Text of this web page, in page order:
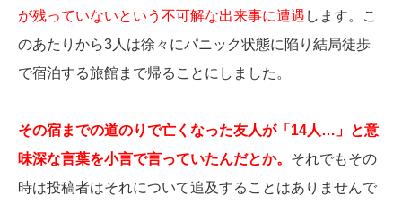
が残っていないという不可解な出来事に遭遇 します。こ
のあたりから3人は徐々にパニック状態に陥り結局徒歩
で宿泊する旅館まで帰ることにしました。
その宿までの道のりで亡くなった友人が「14人…」と意
味深な言葉を小言で言っていたんだとか。 それでもその
時は投稿者はそれについて追及することはありませんで